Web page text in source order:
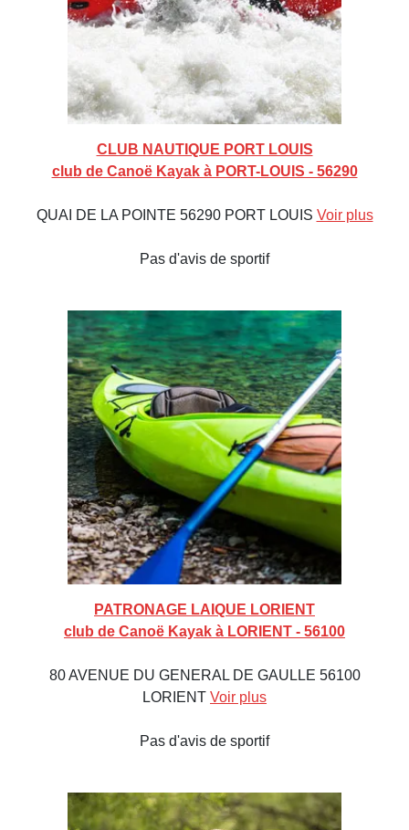
CLUB NAUTIQUE PORT LOUIS
club de Canoë Kayak à PORT-LOUIS - 56290
QUAI DE LA POINTE 56290 PORT LOUIS Voir plus
Pas d'avis de sportif
PATRONAGE LAIQUE LORIENT
club de Canoë Kayak à LORIENT - 56100
80 AVENUE DU GENERAL DE GAULLE 56100
LORIENT Voir plus
Pas d'avis de sportif